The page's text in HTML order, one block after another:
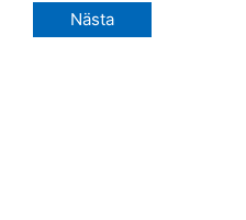
Nästa